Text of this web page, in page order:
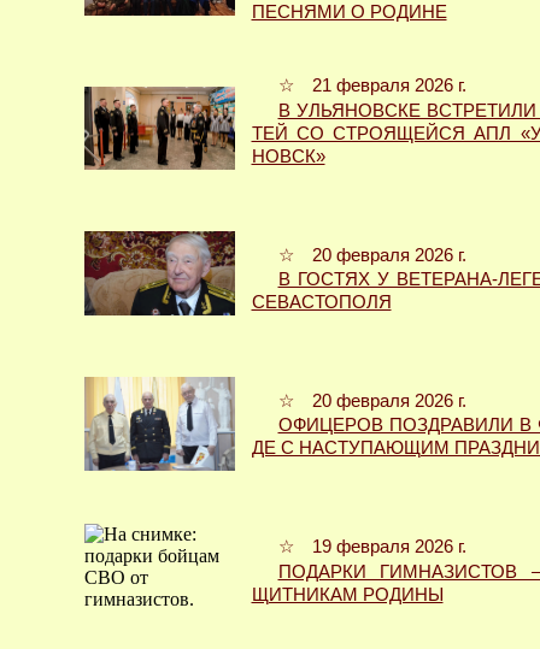
ПЕСНЯМИ О РОДИНЕ
☆ 21 февраля 2026 г.
В УЛЬЯНОВСКЕ
ТЕЙ СО СТРОЯЩЕЙСЯ АПЛ
НОВСК»
☆ 20 февраля 2026 г.
В ГОСТЯХ У ВЕТЕРАНА-
СЕВАСТОПОЛЯ
☆ 20 февраля 2026 г.
ОФИЦЕРОВ ПОЗДРАВИЛИ
ДЕ С НАСТУПАЮЩИМ
☆ 19 февраля 2026 г.
ПОДАРКИ ГИМНАЗИСТОВ
ЩИТНИКАМ РОДИНЫ